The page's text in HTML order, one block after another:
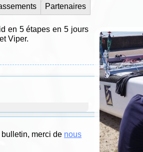
Partenaires
en 5 étapes en 5 jours
Viper.
merci de nous